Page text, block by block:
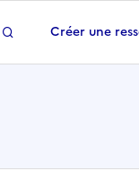
Créer une